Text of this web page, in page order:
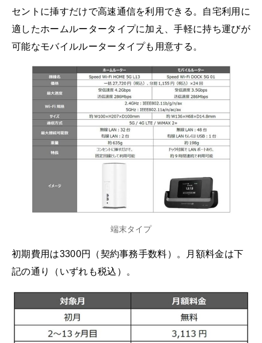
セントに挿すだけで高速通信を利用できる。自宅利用に
適したホームルータータイプに加え、手軽に持ち運びが
可能なモバイルルータータイプも用意する。
端末タイプ
初期費用は3300円（契約事務手数料）。月額料金は下
記の通り（いずれも税込）。